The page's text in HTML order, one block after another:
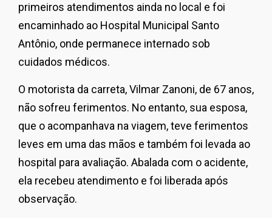
primeiros atendimentos ainda no local e foi
encaminhado ao Hospital Municipal Santo
Antônio, onde permanece internado sob
cuidados médicos.
O motorista da carreta, Vilmar Zanoni, de 67 anos,
não sofreu ferimentos. No entanto, sua esposa,
que o acompanhava na viagem, teve ferimentos
leves em uma das mãos e também foi levada ao
hospital para avaliação. Abalada com o acidente,
ela recebeu atendimento e foi liberada após
observação.